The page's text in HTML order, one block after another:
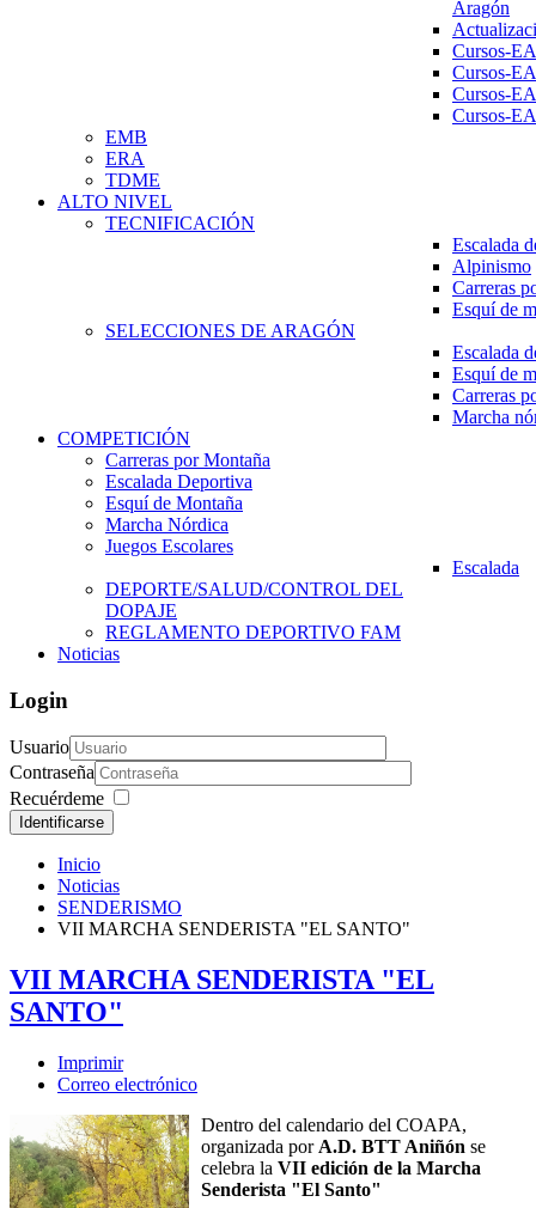
Aragón
Cursos-
Cursos-
Cursos-
Cursos-
EMB
ERA
TDME
ALTO NIVEL
TECNIFICACIÓN
Escalada
Alpinismo
Carreras
Esquí de
SELECCIONES DE ARAGÓN
Escalada
Esquí de
Carreras
Marcha
COMPETICIÓN
Carreras por Montaña
Escalada Deportiva
Esquí de Montaña
Marcha Nórdica
Juegos Escolares
Escalada
DEPORTE/SALUD/CONTROL DEL
DOPAJE
REGLAMENTO DEPORTIVO FAM
Noticias
Login
Usuario
Contraseña
Recuérdeme
Identificarse
Inicio
Noticias
SENDERISMO
VII MARCHA SENDERISTA "EL SANTO"
VII MARCHA SENDERISTA "EL
SANTO"
Imprimir
Correo electrónico
Dentro del calendario del COAPA,
organizada por A.D. BTT Aniñón se
celebra la VII edición de la Marcha
Senderista "El Santo"